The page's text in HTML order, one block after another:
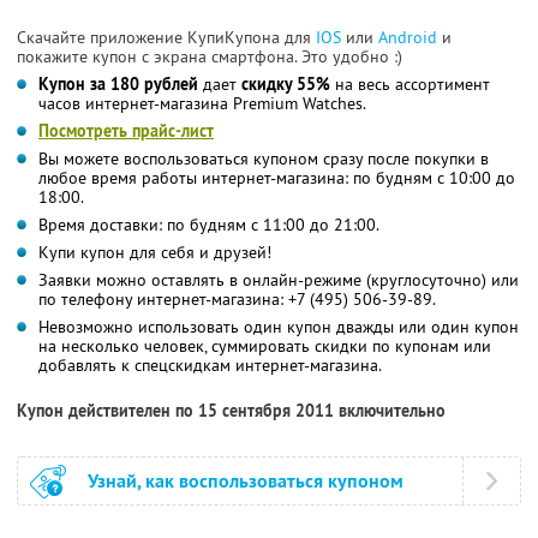
Скачайте приложение КупиКупона для IOS или Android и
покажите купон с экрана смартфона. Это удобно :)
Купон за 180 рублей дает скидку 55% на весь ассортимент
часов интернет-магазина Premium Watches.
Посмотреть прайс-лист
Вы можете воспользоваться купоном сразу после покупки в
любое время работы интернет-магазина: по будням с 10:00 до
18:00.
Время доставки: по будням с 11:00 до 21:00.
Купи купон для себя и друзей!
Заявки можно оставлять в онлайн-режиме (круглосуточно) или
по телефону интернет-магазина: +7 (495) 506-39-89.
Невозможно использовать один купон дважды или один купон
на несколько человек, суммировать скидки по купонам или
добавлять к спецскидкам интернет-магазина.
Купон действителен по 15 сентября 2011 включительно
Узнай, как воспользоваться купоном